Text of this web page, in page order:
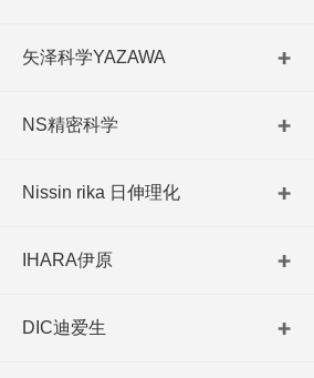
矢泽科学YAZAWA
NS精密科学
Nissin rika 日伸理化
IHARA伊原
DIC迪爱生